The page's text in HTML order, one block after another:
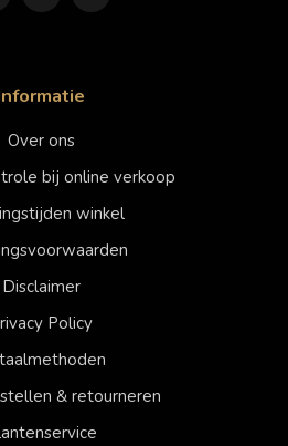
Over ons
bij online verkoop
winkel
Disclaimer
Policy
& retourneren